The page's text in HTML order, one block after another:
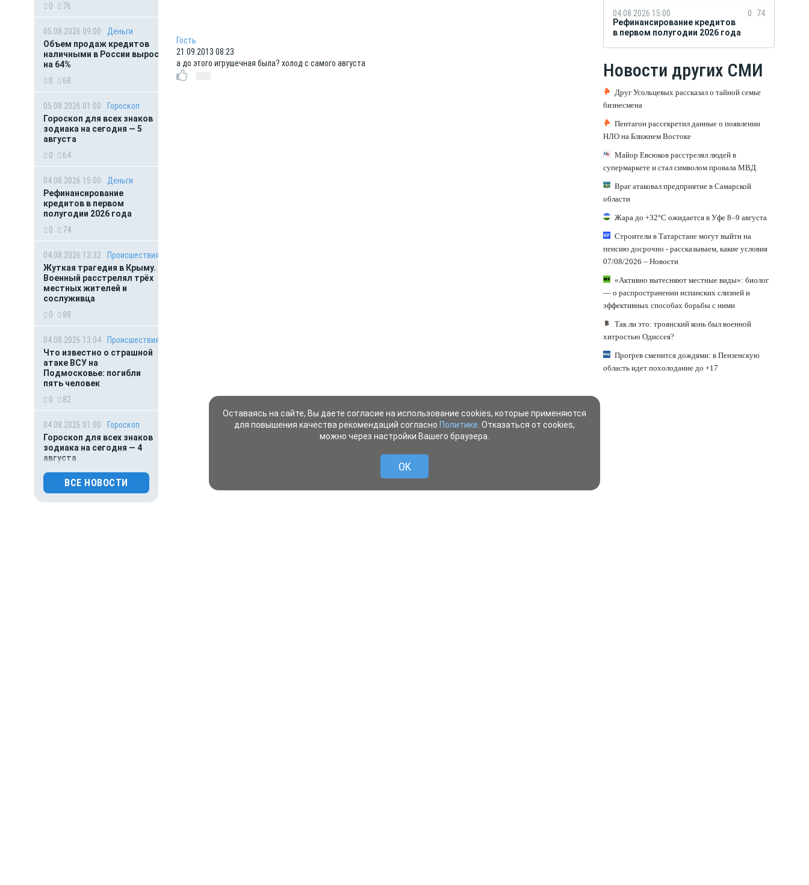
0
76
05.08.2026 09:00
Деньги
Объем продаж кредитов
наличными в России вырос
на 64%
0
68
05.08.2026 01:00
Гороскоп
Гороскоп для всех знаков
зодиака на сегодня — 5
августа
0
64
04.08.2026 15:00
Деньги
Рефинансирование
кредитов в первом
полугодии 2026 года
0
74
04.08.2026 13:32
Происшествия
Жуткая трагедия в Крыму.
Военный расстрелял трёх
местных жителей и
сослуживца
0
88
04.08.2026 13:04
Происшествия
Что известно о страшной
атаке ВСУ на
Подмосковье: погибли
пять человек
0
82
04.08.2026 01:00
Гороскоп
Гороскоп для всех знаков
зодиака на сегодня — 4
августа
0
68
ВСЕ НОВОСТИ
Гость
21.09.2013 08:23
а до этого игрушечная была? холод с самого августа
04.08.2026 15:00 0
74
Рефинансирование кредитов
в первом полугодии 2026 года
Новости других СМИ
Друг Усольцевых рассказал о тайной семье
бизнесмена
Пентагон рассекретил данные о появлении
НЛО на Ближнем Востоке
Майор Евсюков расстрелял людей в
супермаркете и стал символом провала МВД
Враг атаковал предприятие в Самарской
области
Жара до +32°C ожидается в Уфе 8–9 августа
Строители в Татарстане могут выйти на
пенсию досрочно - рассказываем, какие условия
07/08/2026 – Новости
«Активно вытесняют местные виды»: биолог
— о распространении испанских слизней и
эффективных способах борьбы с ними
Так ли это: троянский конь был военной
хитростью Одиссея?
Прогрев сменится дождями: в Пензенскую
область идет похолодание до +17
Оставаясь на сайте, Вы даете согласие на использование cookies, которые применяются
для повышения качества рекомендаций согласно Политике . Отказаться от cookies,
можно через настройки Вашего браузера.
OK